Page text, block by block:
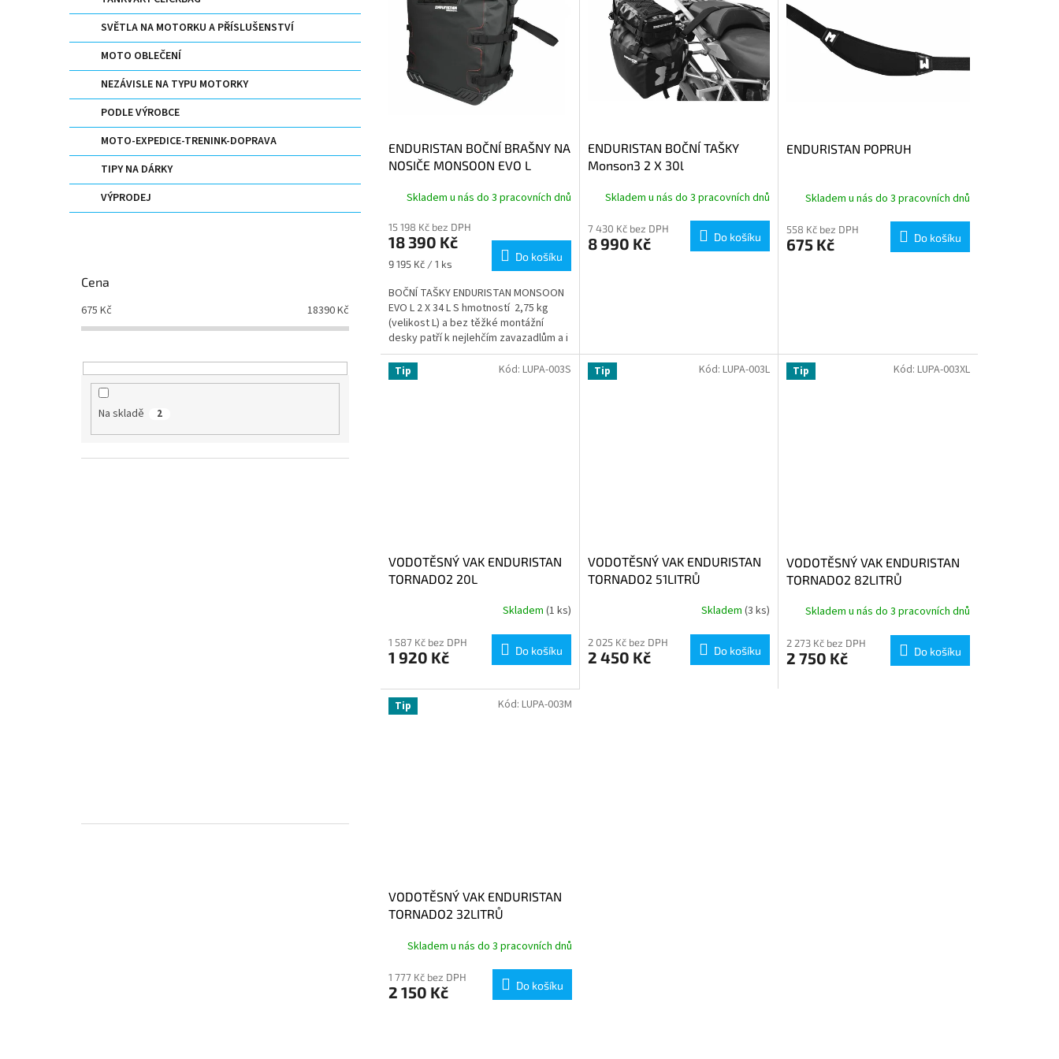
SVĚTLA NA MOTORKU A PŘÍSLUŠENSTVÍ
MOTO OBLEČENÍ
NEZÁVISLE NA TYPU MOTORKY
PODLE VÝROBCE
MOTO-EXPEDICE-TRENINK-DOPRAVA
TIPY NA DÁRKY
VÝPRODEJ
Cena
675 Kč 18390Kč
Na skladě 2
ENDURISTAN BOČNÍ BRAŠNY NA
NOSIČE MONSOON EVO L
Skladem u nás do 3 pracovních dnů
15 198 Kč bez DPH
18 390 Kč
Měrná
9 195 Kč / 1 ks
Do košíku
BOČNÍ TAŠKY ENDURISTAN MONSOON
EVO L 2 X 34 L S hmotností 2,75 kg
(velikost L) a bez těžké montážní
desky patří k nejlehčím zavazadlům a i
přesto s objemem 34...
ENDURISTAN BOČNÍ TAŠKY
Monson3 2 X 30l
Skladem u nás do 3 pracovních dnů
7 430 Kč bez DPH
8 990 Kč Do košíku
ENDURISTAN POPRUH
Skladem u nás do 3 pracovních dnů
558 Kč bez DPH
675 Kč Do košíku
Tip
VODOTĚSNÝ VAK ENDURISTAN
TORNADO2 20L
Skladem (1 ks)
1 587 Kč bez DPH
1 920 Kč Do košíku
Kód: LUPA-003S Tip
VODOTĚSNÝ VAK ENDURISTAN
TORNADO2 51LITRŮ
Skladem(3 ks)
2 025 Kč bez DPH
2 450 Kč Do košíku
Kód:LUPA-003L Tip
VODOTĚSNÝ VAK ENDURISTAN
TORNADO2 82LITRŮ
Skladem u nás do 3 pracovních dnů
2 273 Kč bez DPH
2 750 Kč Do košíku
Kód: LUPA-003XL
Tip
VODOTĚSNÝ VAK ENDURISTAN
TORNADO2 32LITRŮ
Skladem u nás do 3 pracovních dnů
1 777 Kč bez DPH
2 150 Kč Do košíku
Kód: LUPA-003M